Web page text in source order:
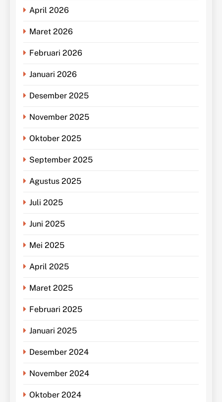
April 2026
Maret 2026
Februari 2026
Januari 2026
Desember 2025
November 2025
Oktober 2025
September 2025
Agustus 2025
Juli 2025
Juni 2025
Mei 2025
April 2025
Maret 2025
Februari 2025
Januari 2025
Desember 2024
November 2024
Oktober 2024